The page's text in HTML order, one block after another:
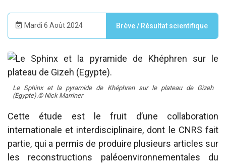
Mardi 6 Août 2024 Brève/ Résultat scientifique
Le Sphinx et la pyramide de Khéphren sur le plateau de Gizeh
(Egypte).© Nick Marriner
Cette étude est le fruit d’une collaboration
internationale et interdisciplinaire, dont le CNRS fait
partie, qui a permis de produire plusieurs articles sur
les reconstructions paléoenvironnementales du